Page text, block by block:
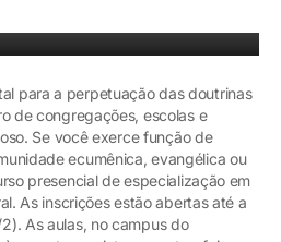
para a perpetuação das doutrinas
de congregações, escolas e
Se você exerce função de
ecumênica, evangélica ou
presencial de especialização em
As inscrições estão abertas até a
As aulas, no campus do